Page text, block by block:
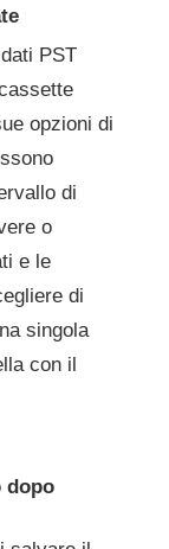
PST
opzioni di
di
o
e le
di
singola
con il
dopo